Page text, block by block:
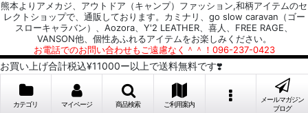
熊本よりアメカジ、アウトドア（キャンプ）ファッション,和柄アイテムのセ
レクトショップで、通販しております。カミナリ、go slow caravan（ゴー
スローキャラバン）、Aozora、Y'2 LEATHER、喜人、FREE RAGE、
VANSON他、個性あふれるアイテムをお楽しみください。
お電話でのお問い合わせもご遠慮なく＾＾！096-237-0423
お買い上げ合計税込¥11000ー以上で送料無料です❣️
カテゴリ マイページ 商品検索 ご利用案内
メールマガジン
ブログ